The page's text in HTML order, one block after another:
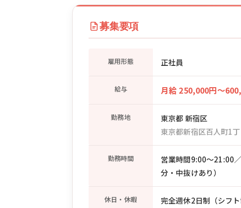
募集要項
雇用形態 正社員
給与 月給 250,000円〜
勤務地
東京都 新宿区
東京都新宿区百人町1
勤務時間
営業時間9:00〜21:00
分・中抜けあり）
休日・休暇
完全週休2日制（シフ